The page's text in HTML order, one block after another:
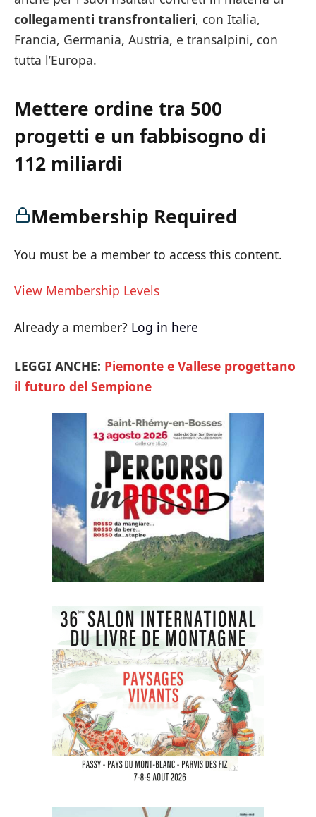
collegamenti transfrontalieri, con Italia,
Francia, Germania, Austria, e transalpini, con
tutta l’Europa.
Mettere ordine tra 500
progetti e un fabbisogno di
112 miliardi
Membership Required
You must be a member to access this content.
View Membership Levels
Already a member? Log in here
LEGGI ANCHE: Piemonte e Vallese progettano
il futuro del Sempione